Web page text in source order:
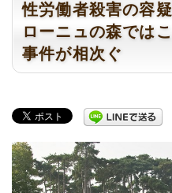
性労働者殺害の容
ローニュの森では
事件が相次ぐ